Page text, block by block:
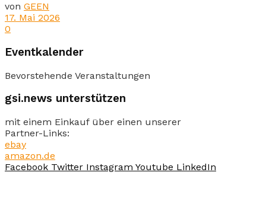
von GEEN
17. Mai 2026
0
Eventkalender
Bevorstehende Veranstaltungen
gsi.news unterstützen
mit einem Einkauf über einen unserer
Partner-Links:
ebay
amazon.de
Facebook Twitter Instagram Youtube LinkedIn